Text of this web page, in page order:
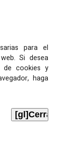
para el
Si desea
de cookies y
haga